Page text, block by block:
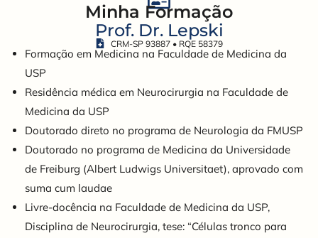
Minha Formação
Prof. Dr. Lepski
CRM-SP 93887 • RQE 58379
Formação em Medicina na Faculdade de Medicina da
USP
Residência médica em Neurocirurgia na Faculdade de
Medicina da USP
Doutorado direto no programa de Neurologia da FMUSP
Doutorado no programa de Medicina da Universidade
de Freiburg (Albert Ludwigs Universitaet), aprovado com
suma cum laudae
Livre-docência na Faculdade de Medicina da USP,
Disciplina de Neurocirurgia, tese: “Células tronco para